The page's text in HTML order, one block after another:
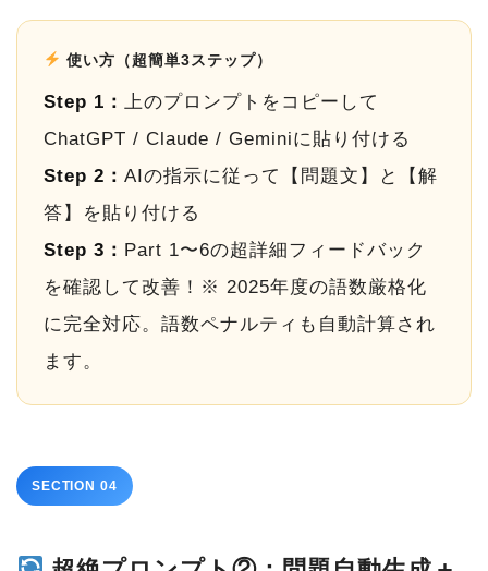
使い方（超簡単3ステップ）
Step 1： 上のプロンプトをコピーして
ChatGPT / Claude / Geminiに貼り付ける
Step 2： AIの指示に従って【問題文】と【解
答】を貼り付ける
Step 3： Part 1〜6の超詳細フィードバック
を確認して改善！※ 2025年度の語数厳格化
に完全対応。語数ペナルティも自動計算され
ます。
SECTION 04